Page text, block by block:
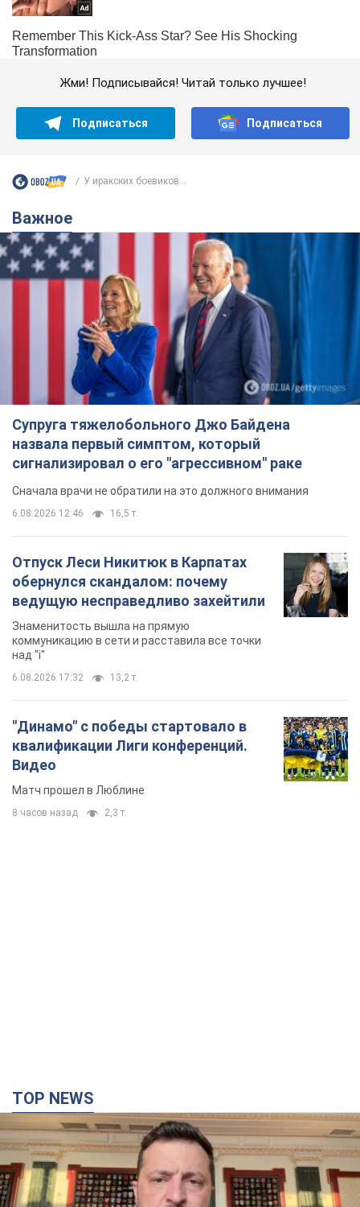
Жми! Подписывайся! Читай только лучшее!
Подписаться Подписаться
У иракских боевиков...
Важное
Супруга тяжелобольного Джо Байдена
назвала первый симптом, который
сигнализировал о его "агрессивном" раке
Сначала врачи не обратили на это должного внимания
6.08.2026 12:46 16,5 т.
Отпуск Леси Никитюк в Карпатах
обернулся скандалом: почему
ведущую несправедливо захейтили
Знаменитость вышла на прямую
коммуникацию в сети и расставила все точки
над "i"
6.08.2026 17:32 13,2 т.
"Динамо" с победы стартовало в
квалификации Лиги конференций.
Видео
Матч прошел в Люблине
8 часов назад 2,3 т.
TOP NEWS